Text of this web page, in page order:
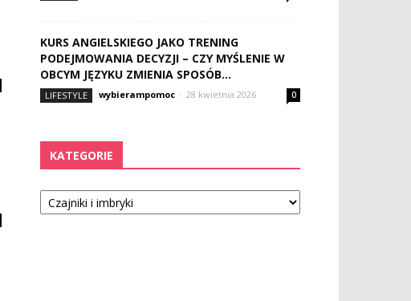
KURS ANGIELSKIEGO JAKO TRENING
PODEJMOWANIA DECYZJI – CZY MYŚLENIE W
OBCYM JĘZYKU ZMIENIA SPOSÓB...
LIFESTYLE wybierampomoc - 28 kwietnia 2026 0
KATEGORIE
Kategorie